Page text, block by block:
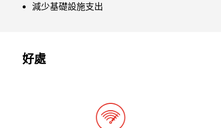
減少基礎設施支出
好處